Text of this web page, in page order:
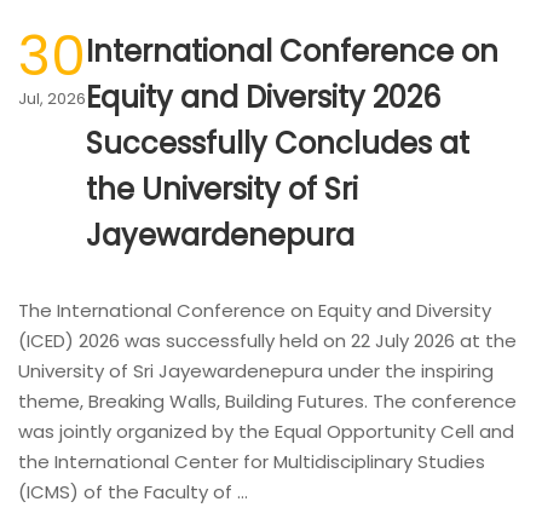
30
Jul, 2026
International Conference on
Equity and Diversity 2026
Successfully Concludes at
the University of Sri
Jayewardenepura
The International Conference on Equity and Diversity
(ICED) 2026 was successfully held on 22 July 2026 at the
University of Sri Jayewardenepura under the inspiring
theme, Breaking Walls, Building Futures. The conference
was jointly organized by the Equal Opportunity Cell and
the International Center for Multidisciplinary Studies
(ICMS) of the Faculty of …